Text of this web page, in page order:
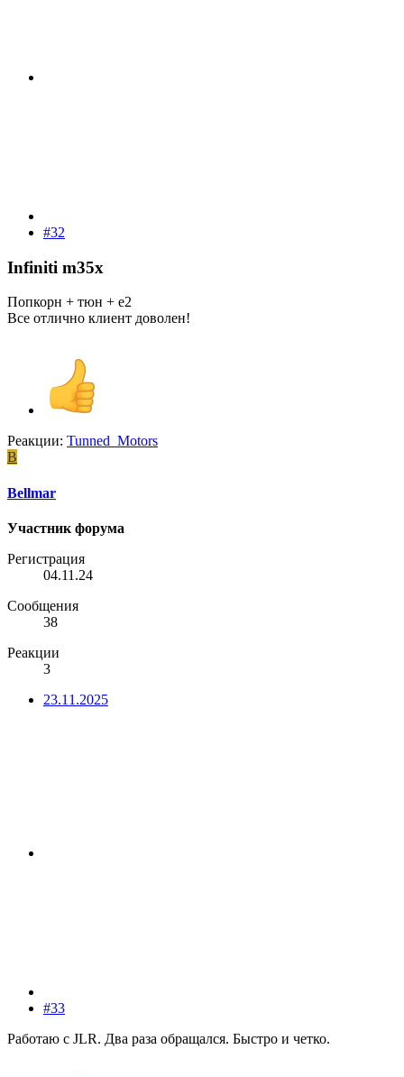
#32
Infiniti m35x​
Попкорн + тюн + е2
Все отлично клиент доволен!
Реакции: Tunned_Motors
B
Bellmar
Участник форума
Регистрация
04.11.24
Сообщения
38
Реакции
3
23.11.2025
#33
Работаю с JLR. Два раза обращался. Быстро и четко.